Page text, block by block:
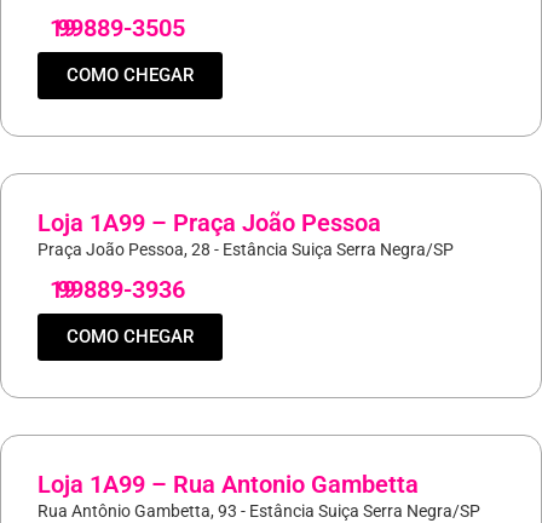
19
99889-3505
COMO CHEGAR
Loja 1A99 – Praça João Pessoa
Praça João Pessoa, 28 - Estância Suiça Serra Negra/SP
19
99889-3936
COMO CHEGAR
Loja 1A99 – Rua Antonio Gambetta
Rua Antônio Gambetta, 93 - Estância Suiça Serra Negra/SP